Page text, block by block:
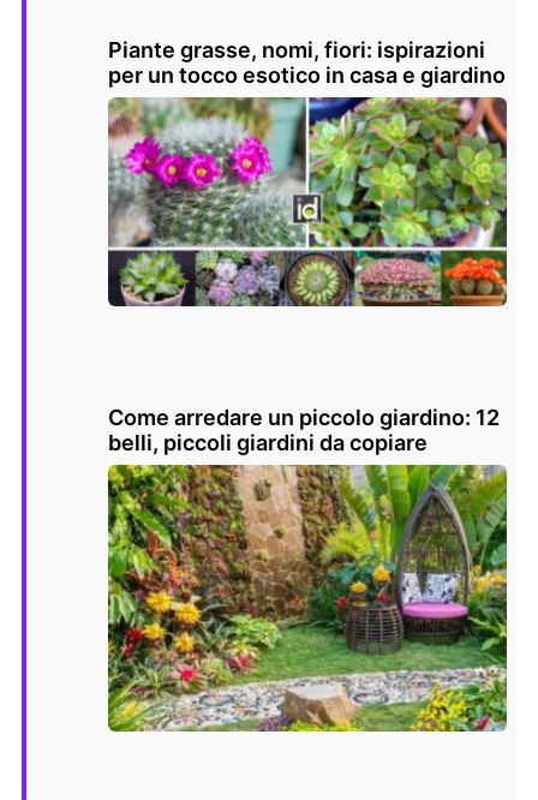
Piante grasse, nomi, fiori: ispirazioni
per un tocco esotico in casa e giardino
Come arredare un piccolo giardino: 12
belli, piccoli giardini da copiare